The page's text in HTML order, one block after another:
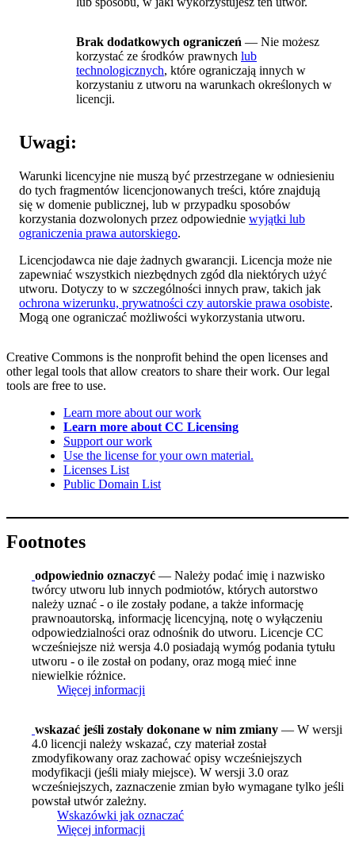
Brak dodatkowych ograniczeń — Nie możesz
korzystać ze środków prawnych lub
technologicznych, które ograniczają innych w
korzystaniu z utworu na warunkach określonych w
licencji.
Uwagi:
Warunki licencyjne nie muszą być przestrzegane w odniesieniu
do tych fragmentów licencjonowanych treści, które znajdują
się w domenie publicznej, lub w przypadku sposobów
korzystania dozwolonych przez odpowiednie wyjątki lub
ograniczenia prawa autorskiego.
Licencjodawca nie daje żadnych gwarancji. Licencja może nie
zapewniać wszystkich niezbędnych zgód dla niektórych użyć
utworu. Dotyczy to w szczególności innych praw, takich jak
ochrona wizerunku, prywatności czy autorskie prawa osobiste.
Mogą one ograniczać możliwości wykorzystania utworu.
Creative Commons is the nonprofit behind the open licenses and
other legal tools that allow creators to share their work. Our legal
tools are free to use.
Learn more about our work
Learn more about CC Licensing
Support our work
Use the license for your own material.
Licenses List
Public Domain List
Footnotes
odpowiednio oznaczyć — Należy podać imię i nazwisko
twórcy utworu lub innych podmiotów, których autorstwo
należy uznać - o ile zostały podane, a także informację
prawnoautorską, informację licencyjną, notę o wyłączeniu
odpowiedzialności oraz odnośnik do utworu. Licencje CC
wcześniejsze niż wersja 4.0 posiadają wymóg podania tytułu
utworu - o ile został on podany, oraz mogą mieć inne
niewielkie różnice.
Więcej informacji
wskazać jeśli zostały dokonane w nim zmiany — W wersji
4.0 licencji należy wskazać, czy materiał został
zmodyfikowany oraz zachować opisy wcześniejszych
modyfikacji (jeśli miały miejsce). W wersji 3.0 oraz
wcześniejszych, zaznaczenie zmian było wymagane tylko jeśli
powstał utwór zależny.
Wskazówki jak oznaczać
Więcej informacji